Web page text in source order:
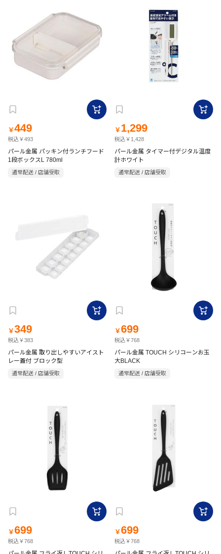
￥449
税込￥493
パール金属 パッキン付ランチフード
1段ボックスL 780ml
通常配送 / 店舗受取
￥ 1,299
税込￥1,428
パール金属 タイマー付デジタル温度
計ホワイト
通常配送 / 店舗受取
￥349
税込￥383
パール金属 取り出しやすいアイスト
レー蓋付 ブロック型
通常配送 / 店舗受取
￥699
税込￥768
パール金属 TOUCH シリコーンお玉
大BLACK
通常配送 / 店舗受取
￥699
税込￥768
￥699
税込￥768